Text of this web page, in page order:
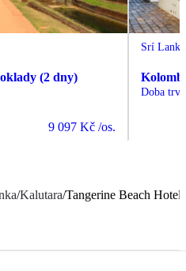
(2 dny)
9 097 Kč /os.
Srí Lanka
Doba
/Kalutara/Tangerine Beach Hotel